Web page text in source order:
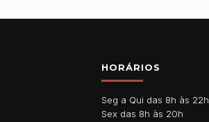
HORÁRIOS
Seg a Qui das 8h às 22h
Sex das 8h às 20h